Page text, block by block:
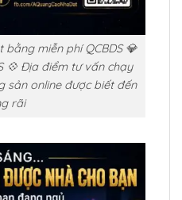
miễn phí QCBDS 💎
💠 Địa điểm tư vấn chạy
sản online được biết đến
rãi